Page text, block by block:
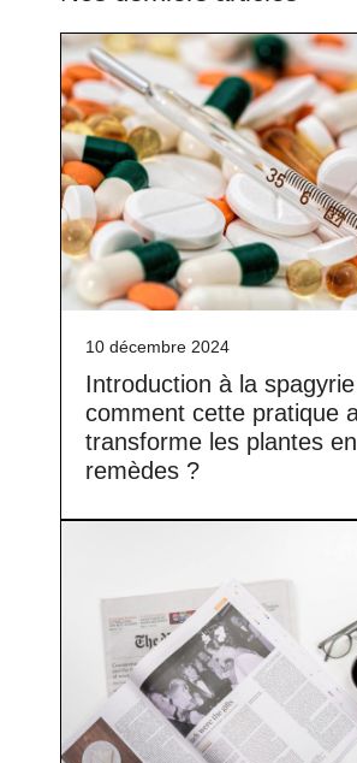
10 décembre 2024
Introduction à la
comment cette pratique
transforme les plantes en
remèdes ?